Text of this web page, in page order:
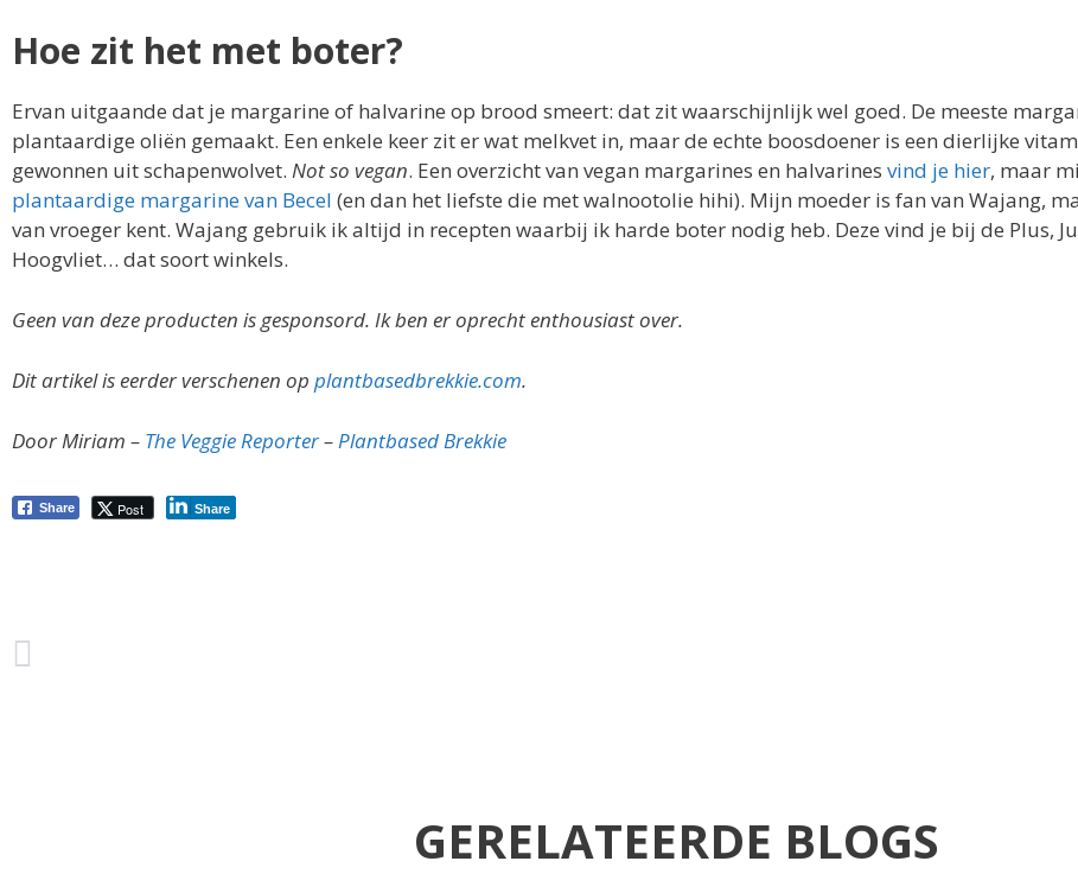
Hoe zit het met boter?
Ervan uitgaande dat je margarine of halvarine op brood smeert: dat zit waarschijnlijk wel goed. De meeste
plantaardige oliën gemaakt. Een enkele keer zit er wat melkvet in, maar de echte boosdoener is een dierlijke
gewonnen uit schapenwolvet. Not so vegan. Een overzicht van vegan margarines en halvarines vind je hier, maar
plantaardige margarine van Becel (en dan het liefste die met walnootolie hihi). Mijn moeder is fan van Wajang,
van vroeger kent. Wajang gebruik ik altijd in recepten waarbij ik harde boter nodig heb. Deze vind je bij de Plus,
Hoogvliet… dat soort winkels.
Geen van deze producten is gesponsord. Ik ben er oprecht enthousiast over.
Dit artikel is eerder verschenen op plantbasedbrekkie.com.
Door Miriam – The Veggie Reporter– Plantbased Brekkie
Share Post Share
GERELATEERDE BLOGS